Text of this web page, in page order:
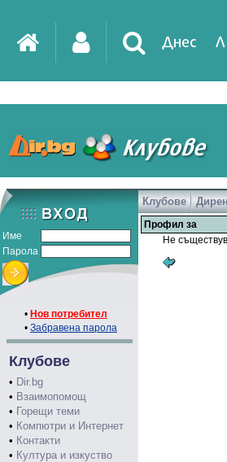
Днес
Име
Парола
• Нов потребител
• Забравена парола
Клубове
• Dir.bg
• Взаимопомощ
• Горещи теми
• Компютри и Интернет
• Контакти
• Култура и изкуство
Клубове
Профил за
Не